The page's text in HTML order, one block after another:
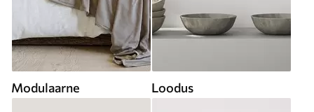
Modulaarne Loodus